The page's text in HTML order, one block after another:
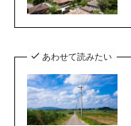
あわせて読みたい